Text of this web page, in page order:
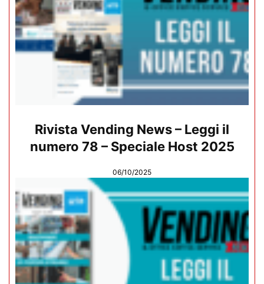
Rivista Vending News – Leggi il
numero 78 – Speciale Host 2025
06/10/2025